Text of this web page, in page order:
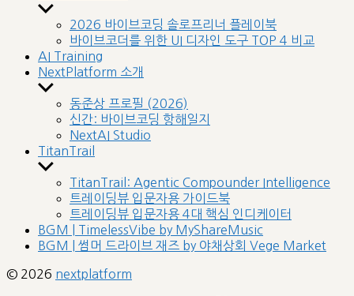
Show
sub
menu
2026 바이브코딩 솔로프리너 플레이북
바이브코더를 위한 UI 디자인 도구 TOP 4 비교
AI Training
NextPlatform 소개
Show
sub
menu
동준상 프로필 (2026)
신간: 바이브코딩 항해일지
NextAI Studio
TitanTrail
Show
sub
menu
TitanTrail: Agentic Compounder Intelligence
트레이딩뷰 입문자용 가이드북
트레이딩뷰 입문자용 4대 핵심 인디케이터
BGM | TimelessVibe by MyShareMusic
BGM | 썸머 드라이브 재즈 by 야채상회 Vege Market
© 2026 nextplatform